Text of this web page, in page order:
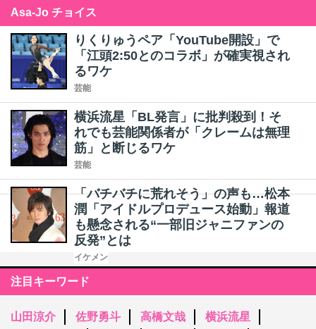
Asa-Jo チョイス
りくりゅうペア「YouTube開設」で
「江頭2:50とのコラボ」が確実視され
るワケ
芸能
横浜流星「BL発言」に批判殺到！そ
れでも芸能関係者が「クレームは無理
筋」と断じるワケ
芸能
「バチバチに荒れそう」の声も…松本
潤「アイドルプロデュース始動」報道
も懸念される“一部旧ジャニファンの
反発”とは
イケメン
注目キーワード
山田涼介 佐野勇斗 高橋文哉
横浜流星